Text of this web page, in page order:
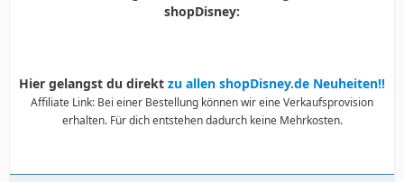
shopDisney:
Hier gelangst du direkt zu allen shopDisney.de Neuheiten!!
Affiliate Link: Bei einer Bestellung können wir eine Verkaufsprovision
erhalten. Für dich entstehen dadurch keine Mehrkosten.